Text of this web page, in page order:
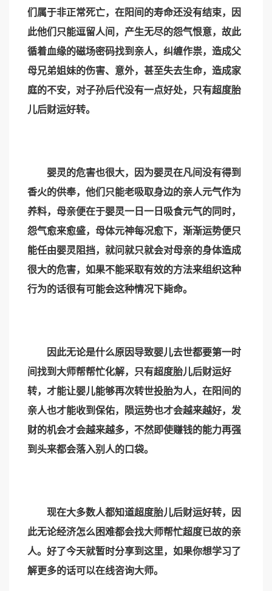
们属于非正常死亡，在阳间的寿命还没有结束，因
此他们只能逗留人间，产生无尽的怨气恨意，故此
循着血缘的磁场密码找到亲人，纠缠作祟，造成父
母兄弟姐妹的伤害、意外，甚至失去生命，造成家
庭的不安，对子孙后代没有一点好处，只有超度胎
儿后财运好转。
婴灵的危害也很大，因为婴灵在凡间没有得到
香火的供奉，他们只能老吸取身边的亲人元气作为
养料，母亲便在于婴灵一日一日吸食元气的同时，
怨气愈来愈盛，母体元神每况愈下，渐渐运势便只
能任由婴灵阻挡，就问就只就会对母亲的身体造成
很大的危害，如果不能采取有效的方法来组织这种
行为的话很有可能会这种情况下毙命。
因此无论是什么原因导致婴儿去世都要第一时
间找到大师帮帮忙化解，只有超度胎儿后财运好
转，才能让婴儿能够再次转世投胎为人，在阳间的
亲人也才能收到保佑，陨运势也才会越来越好，发
财的机会才会越来越多，不然即使赚钱的能力再强
到头来都会落入别人的口袋。
现在大多数人都知道超度胎儿后财运好转，因
此无论经济怎么困难都会找大师帮忙超度已故的亲
人。好了今天就暂时分享到这里，如果你想学习了
解更多的话可以在线咨询大师。